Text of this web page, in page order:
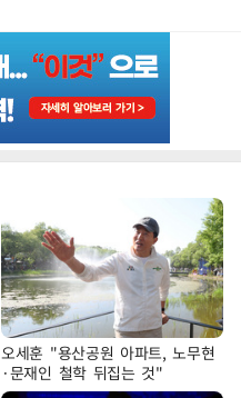
오세훈 "용산공원 아파트, 노무현
·문재인 철학 뒤집는 것"